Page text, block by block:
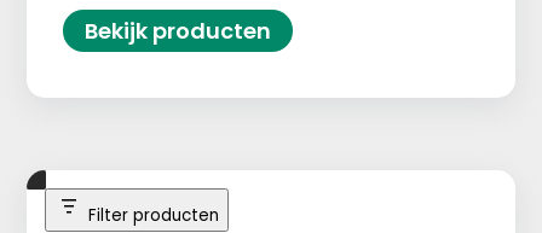
Bekijk producten
Filter producten